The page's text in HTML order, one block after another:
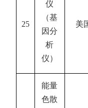
25
仪
（基
因分
析
仪）
美
能量
色散